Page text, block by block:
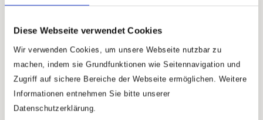
Diese Webseite verwendet Cookies
Wir verwenden Cookies, um unsere Webseite nutzbar zu
machen, indem sie Grundfunktionen wie Seitennavigation und
Zugriff auf sichere Bereiche der Webseite ermöglichen. Weitere
Informationen entnehmen Sie bitte unserer
Datenschutzerklärung.
Lehrergrad
Eine Lehrerausbildung biete ich derzeit nicht an,
dennoch hier ein paar Informationen dazu:
Der Weg der Lehrerschaft geht über einen längeren